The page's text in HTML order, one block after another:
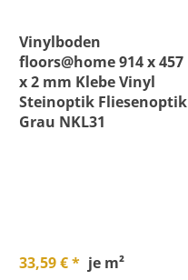
Vinylboden
floors@home 914 x 457
x 2 mm Klebe Vinyl
Steinoptik Fliesenoptik
Grau NKL31
33,59 € * je m²